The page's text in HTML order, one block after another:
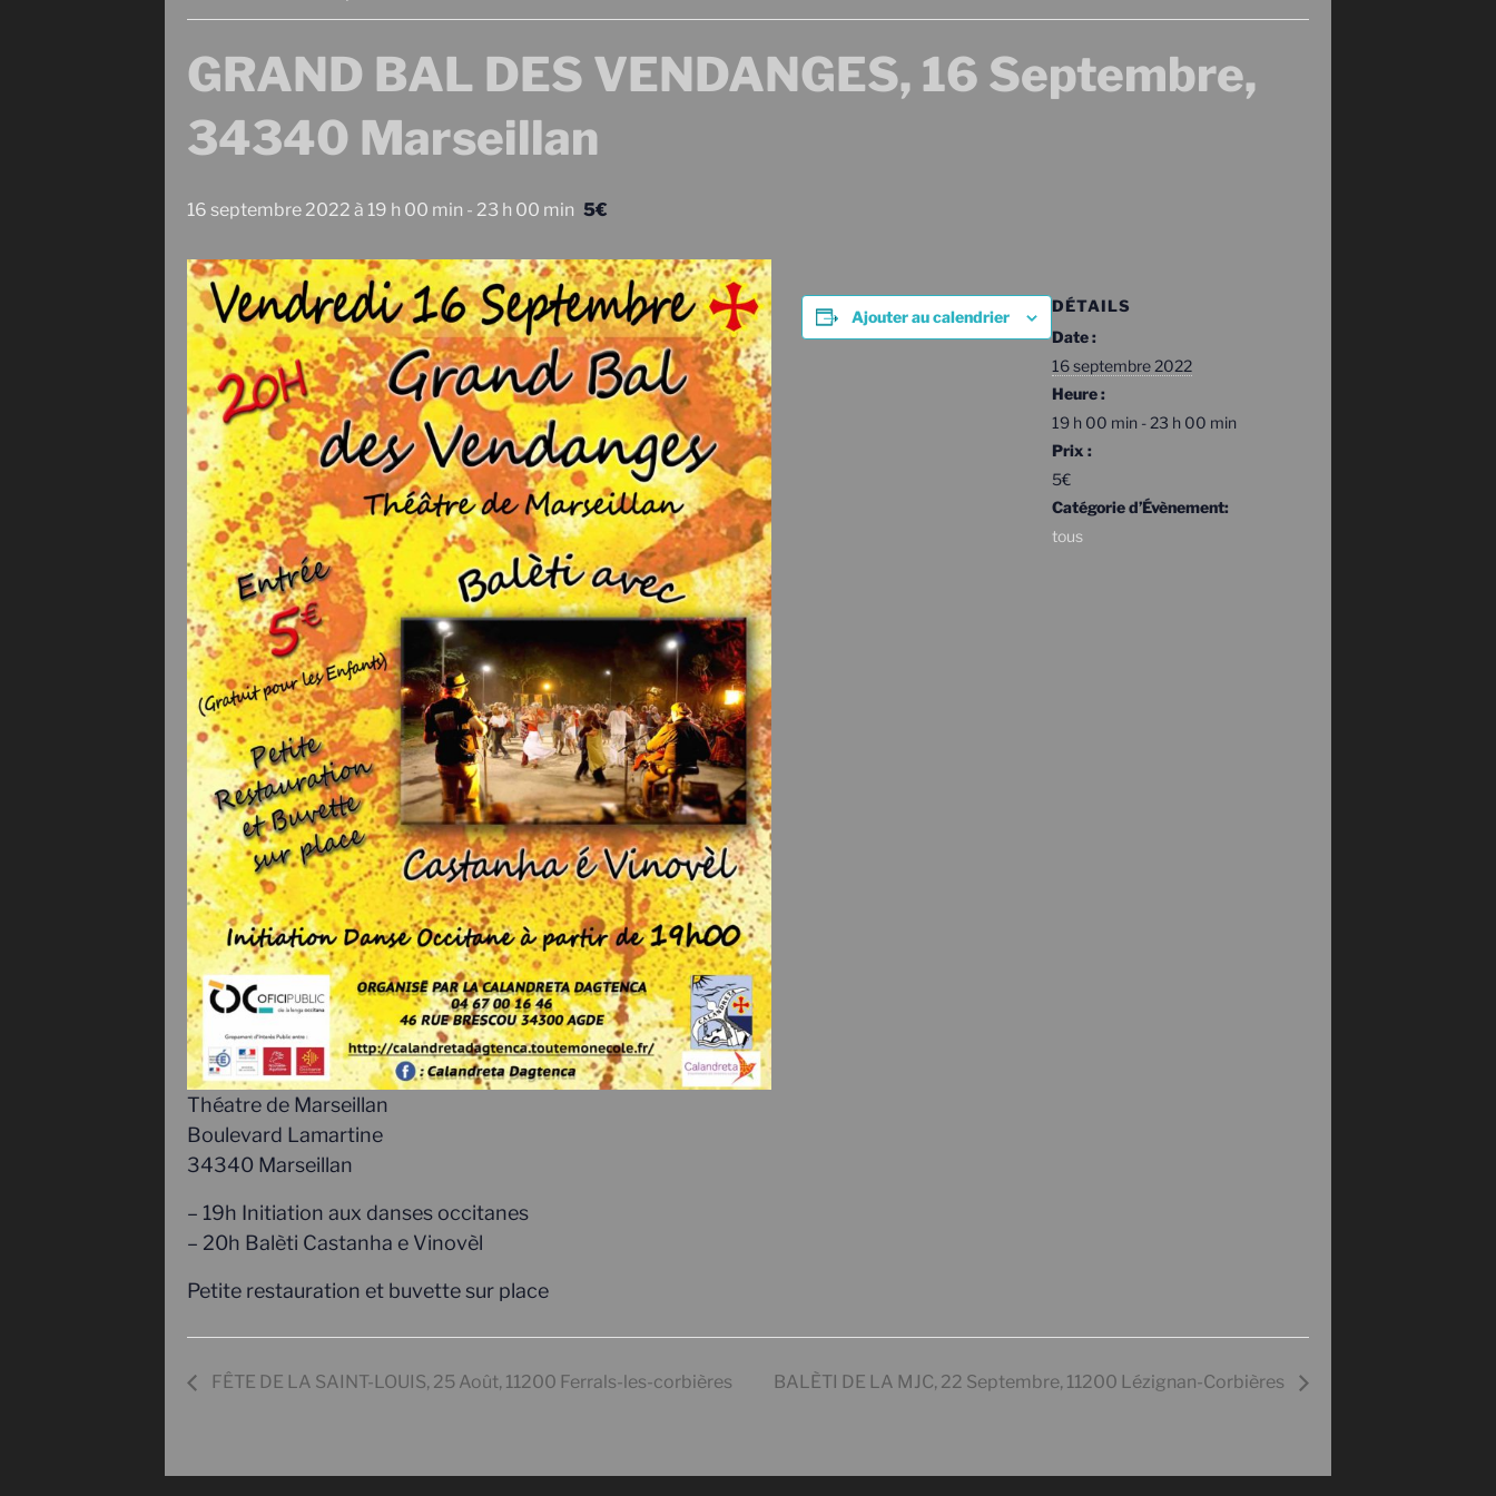
GRAND BAL DES VENDANGES, 16 Septembre,
34340 Marseillan
16 septembre 2022 à 19 h 00 min - 23 h 00 min 5€
Théatre de Marseillan
Boulevard Lamartine
34340 Marseillan
– 19h Initiation aux danses occitanes
– 20h Balèti Castanha e Vinovèl
Petite restauration et buvette sur place
Ajouter au calendrier
DÉTAILS
Date :
16 septembre 2022
Heure :
19 h 00 min - 23 h 00 min
Prix :
5€
Catégorie d’Évènement:
tous
FÊTE DE LA SAINT-LOUIS, 25 Août, 11200 Ferrals-les-corbières BALÈTI DE LA MJC, 22 Septembre, 11200 Lézignan-Corbières